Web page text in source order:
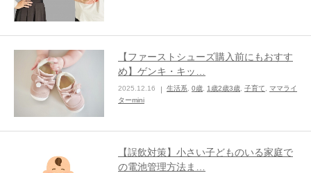
【ファーストシューズ購入前にもおすす
め】ゲンキ・キッ…
2025.12.16 生活系 0歳 1歳2歳3歳 子育て
ママライ
ターmini
【誤飲対策】小さい子どものいる家庭で
の電池管理方法ま…